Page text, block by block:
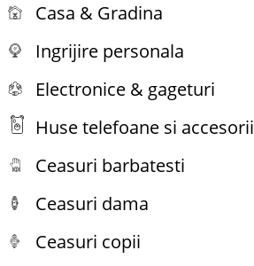
Casa & Gradina
Ingrijire personala
Electronice & gageturi
Huse telefoane si accesorii
Ceasuri barbatesti
Ceasuri dama
Ceasuri copii